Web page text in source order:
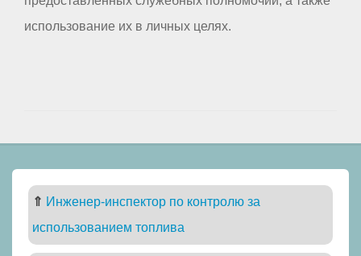
использование их в личных целях.
⇑ Инженер-инспектор по контролю за
использованием топлива